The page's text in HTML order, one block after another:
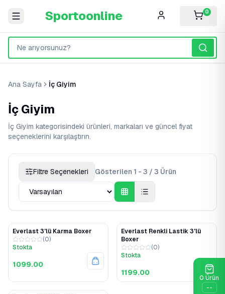
Sportoonline 0
Ana Sayfa İç Giyim
İç Giyim
İç Giyim kategorisindeki ürünleri, markaları ve güncel fiyat
seçeneklerini karşılaştırın.
Filtre Seçenekleri Gösterilen 1 - 3 / 3 Ürün
Everlast 3'lü Karma Boxer
(0)
Stokta
1099.00
Everlast Renkli Lastik 3'lü
Boxer
(0)
Stokta
1199.00
0 Ürün
--